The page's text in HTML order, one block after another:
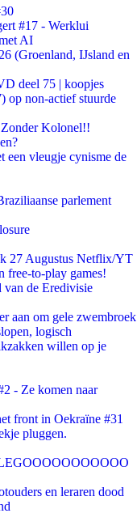
#17 - Werklui
AI
(Groenland, IJsland en
deel 75 | koopjes
op non-actief stuurde
Kolonel!!
een vleugje cynisme de
parlement
27 Augustus Netflix/YT
free-to-play games!
van de Eredivisie
aan om gele zwembroek
logisch
willen op je
- Ze komen naar
front in Oekraïne #31
pluggen.
en leraren dood